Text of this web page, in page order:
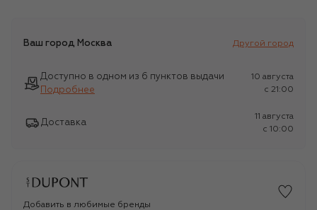
Ваш город Москва Другой город
Доступно в одном из 6 пунктов выдачи
Подробнее
10 августа
c 21:00
Доставка
11 августа
c 10:00
Добавить в любимые бренды